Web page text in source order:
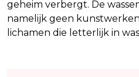
geheim verbergt. De
namelijk geen
lichamen die letterlijk in